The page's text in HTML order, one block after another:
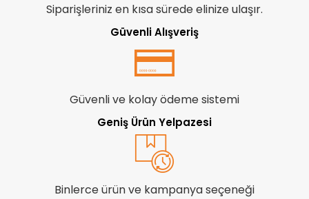
Siparişleriniz en kısa sürede elinize ulaşır.
Güvenli Alışveriş
Güvenli ve kolay ödeme sistemi
Geniş Ürün Yelpazesi
Binlerce ürün ve kampanya seçeneği